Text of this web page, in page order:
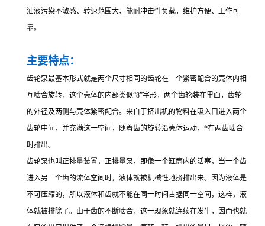
油液污染不敏感、转速范围大、能耐冲击性负载，维护方便、工作可
靠。
主要特点：
齿轮泵最基本形式就是两个尺寸相同的齿轮在一个紧密配合的壳体内相
互啮合旋转，这个壳体的内部类似“8”字形，两个齿轮装在里面，齿轮
的外径及两侧与壳体紧密配合。来自于挤出机的物料在吸入口进入两个
齿轮中间，并充满这一空间，随着齿的旋转沿壳体运动，*在两齿啮合
时排出。
齿轮泵也叫正排量装置，正排量泵，即像一个缸筒内的活塞，当一个齿
进入另一个齿的流体空间时，液体就被机械性地挤排出来。因为液体是
不可压缩的，所以液体和齿就不能在同一时间占据同一空间，这样，液
体就被排除了。由于齿的不断啮合，这一现象就连续在发生，因而也就